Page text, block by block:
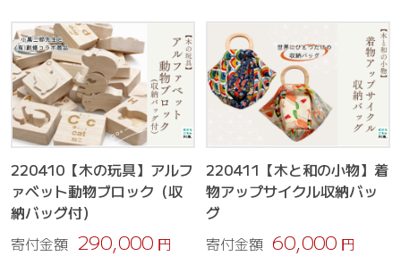
220410【木の玩具】アルフ
ァベット動物ブロック（収
納バッグ付）
寄付金額 290,000 円
220411【木と和の小物】着
物アップサイクル収納バッ
グ
寄付金額 60,000 円